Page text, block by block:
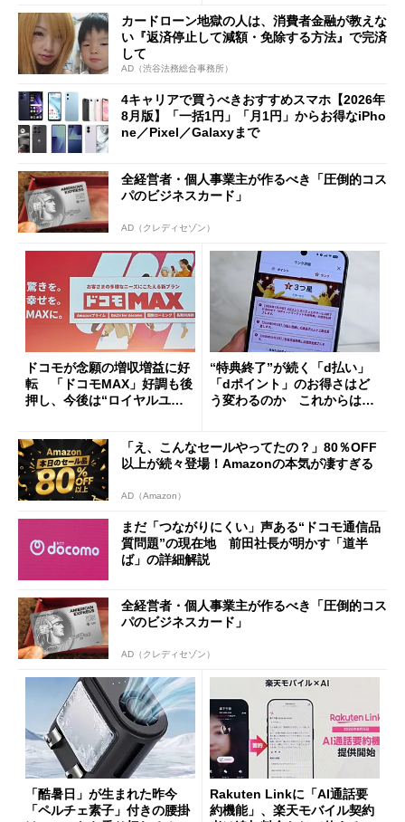
も
カードローン地獄の人は、消費者金融が教えな
い『返済停止して減額・免除する方法』で完済
して
AD（渋谷法務総合事務所）
4キャリアで買うべきおすすめスマホ【2026年
8月版】「一括1円」「月1円」からお得なiPho
ne／Pixel／Galaxyまで
全経営者・個人事業主が作るべき「圧倒的コス
パのビジネスカード」
AD（クレディセゾン）
ドコモが念願の増収増益に好
転 「ドコモMAX」好調も後
押し、今後は“ロイヤルユー
“特典終了”が続く「d払い」
「dポイント」のお得さはど
う変わるのか これからは
「え、こんなセールやってたの？」80％OFF
以上が続々登場！Amazonの本気が凄すぎる
AD（Amazon）
まだ「つながりにくい」声ある“ドコモ通信品
質問題”の現在地 前田社長が明かす「道半
ば」の詳細解説
全経営者・個人事業主が作るべき「圧倒的コス
パのビジネスカード」
AD（クレディセゾン）
「酷暑日」が生まれた昨今
「ペルチェ素子」付きの腰掛
Rakuten Linkに「AI通話要
約機能」、楽天モバイル契約